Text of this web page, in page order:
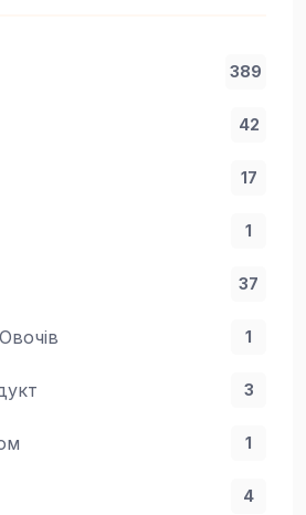
389
42
17
1
37
1
3
1
4